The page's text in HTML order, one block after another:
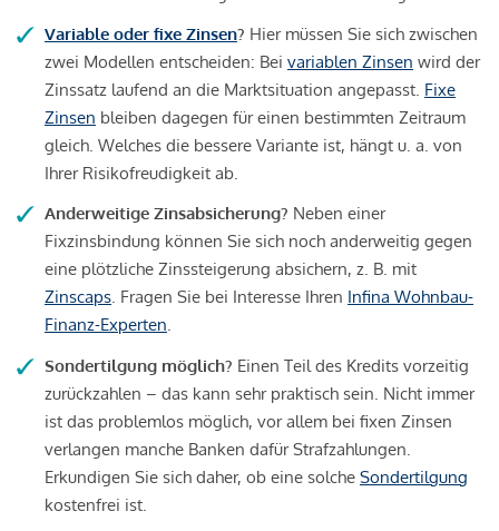
Variable oder fixe Zinsen? Hier müssen Sie sich zwischen
zwei Modellen entscheiden: Bei variablen Zinsen wird der
Zinssatz laufend an die Marktsituation angepasst. Fixe
Zinsen bleiben dagegen für einen bestimmten Zeitraum
gleich. Welches die bessere Variante ist, hängt u. a. von
Ihrer Risikofreudigkeit ab.
Anderweitige Zinsabsicherung? Neben einer
Fixzinsbindung können Sie sich noch anderweitig gegen
eine plötzliche Zinssteigerung absichern, z. B. mit
Zinscaps. Fragen Sie bei Interesse Ihren Infina Wohnbau-
Finanz-Experten.
Sondertilgung möglich? Einen Teil des Kredits vorzeitig
zurückzahlen – das kann sehr praktisch sein. Nicht immer
ist das problemlos möglich, vor allem bei fixen Zinsen
verlangen manche Banken dafür Strafzahlungen.
Erkundigen Sie sich daher, ob eine solche Sondertilgung
kostenfrei ist.